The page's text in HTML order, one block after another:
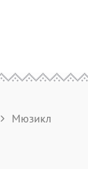
Мюзикл